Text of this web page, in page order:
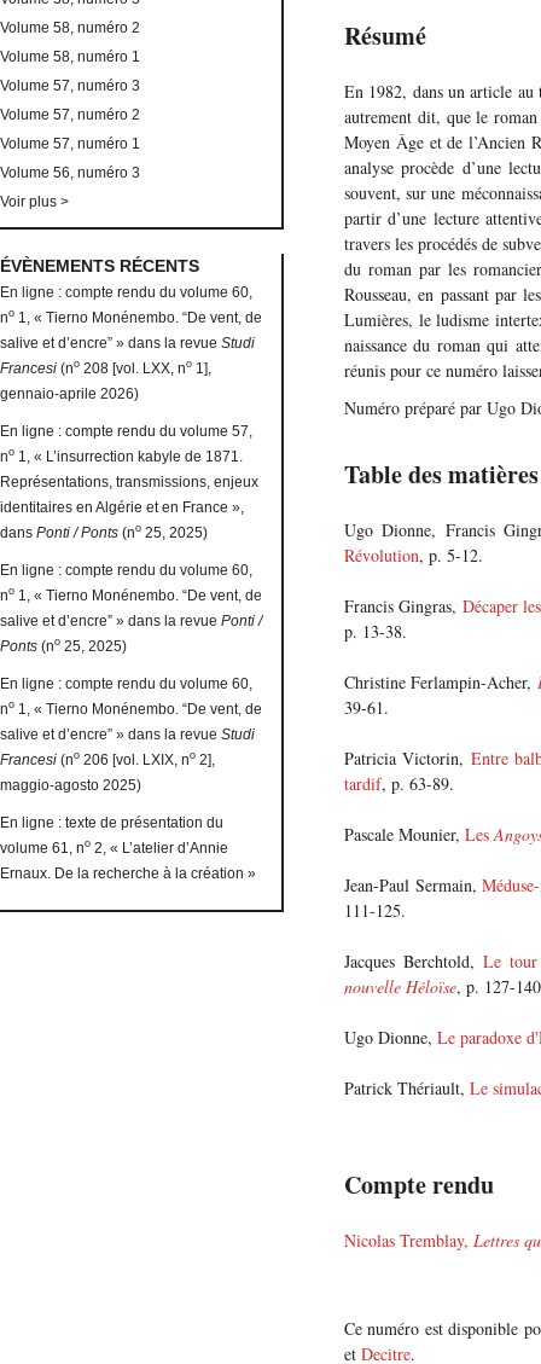
Résumé
En 1982, dans un article
autrement dit, que le
Moyen Âge et de l’Ancien
analyse procède d’une
souvent, sur une
partir d’une lecture
travers les procédés de
du roman par les
Rousseau, en passant par
Lumières, le ludisme
naissance du roman qui
réunis pour ce numéro
Numéro préparé par Ugo
Table des matières
Ugo Dionne, Francis
Révolution, p. 5-12.
Francis Gingras, Décaper
p. 13-38.
Christine Ferlampin-Acher,
39-61.
Patricia Victorin, Entre
tardif, p. 63-89.
Pascale Mounier, Les
Jean-Paul Sermain,
111-125.
Jacques Berchtold,Le tour
nouvelle Héloïse, p. 127-
Ugo Dionne, Le paradoxe
Patrick Thériault, Le
Compte rendu
Nicolas Tremblay, Lettres
Ce numéro est disponible
et Decitre.
Volume 58, numéro 2
Volume 58, numéro 1
Volume 57, numéro 3
Volume 57, numéro 2
Volume 57, numéro 1
Volume 56, numéro 3
Voir plus >
ÉVÈNEMENTS RÉCENTS
En ligne : compte rendu du volume 60,
no 1, « Tierno Monénembo. “De vent, de
salive et d’encre” » dans la revue Studi
Francesi (no 208 [vol. LXX, no 1],
gennaio-aprile 2026)
En ligne : compte rendu du volume 57,
no 1, « L’insurrection kabyle de 1871.
Représentations, transmissions, enjeux
identitaires en Algérie et en France »,
dans Ponti / Ponts (no 25, 2025)
En ligne : compte rendu du volume 60,
no 1, « Tierno Monénembo. “De vent, de
salive et d’encre” » dans la revue Ponti /
Ponts (no 25, 2025)
En ligne : compte rendu du volume 60,
no 1, « Tierno Monénembo. “De vent, de
salive et d’encre” » dans la revue Studi
Francesi (no 206 [vol. LXIX, no 2],
maggio-agosto 2025)
En ligne : texte de présentation du
volume 61, no 2, « L’atelier d’Annie
Ernaux. De la recherche à la création »